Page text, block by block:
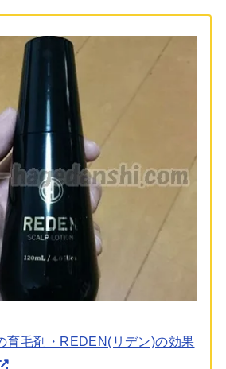
育毛剤・REDEN(リデン)の効果